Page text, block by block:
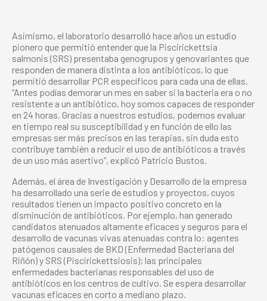
Asimismo, el laboratorio desarrolló hace años un estudio
pionero que permitió entender que la Piscirickettsia
salmonis (SRS) presentaba genogrupos y genovariantes que
responden de manera distinta a los antibióticos, lo que
permitió desarrollar PCR específicos para cada una de ellas.
“Antes podías demorar un mes en saber si la bacteria era o no
resistente a un antibiótico, hoy somos capaces de responder
en 24 horas. Gracias a nuestros estudios, podemos evaluar
en tiempo real su susceptibilidad y en función de ello las
empresas ser más precisos en las terapias, sin duda esto
contribuye también a reducir el uso de antibióticos a través
de un uso más asertivo”, explicó Patricio Bustos.
Además, el área de Investigación y Desarrollo de la empresa
ha desarrollado una serie de estudios y proyectos, cuyos
resultados tienen un impacto positivo concreto en la
disminución de antibióticos. Por ejemplo, han generado
candidatos atenuados altamente eficaces y seguros para el
desarrollo de vacunas vivas atenuadas contra lo: agentes
patógenos causales de BKD (Enfermedad Bacteriana del
Riñón) y SRS (Piscirickettsiosis); las principales
enfermedades bacterianas responsables del uso de
antibióticos en los centros de cultivo. Se espera desarrollar
vacunas eficaces en corto a mediano plazo.